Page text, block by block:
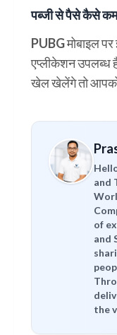
पब्जी से पैसे कैसे
PUBG मोबाइल
एप्लीकेशन उपलब्ध
खेल खेलेंगे तो आपको
and
of
and
the